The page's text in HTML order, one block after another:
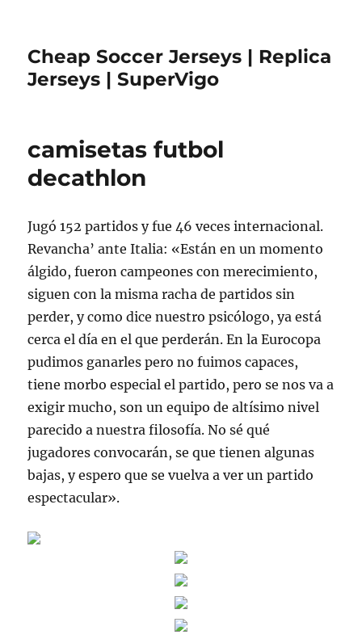
Cheap Soccer Jerseys | Replica
Jerseys | SuperVigo
camisetas futbol
decathlon
Jugó 152 partidos y fue 46 veces internacional.
Revancha’ ante Italia: «Están en un momento
álgido, fueron campeones con merecimiento,
siguen con la misma racha de partidos sin
perder, y como dice nuestro psicólogo, ya está
cerca el día en el que perderán. En la Eurocopa
pudimos ganarles pero no fuimos capaces,
tiene morbo especial el partido, pero se nos va a
exigir mucho, son un equipo de altísimo nivel
parecido a nuestra filosofía. No sé qué
jugadores convocarán, se que tienen algunas
bajas, y espero que se vuelva a ver un partido
espectacular».